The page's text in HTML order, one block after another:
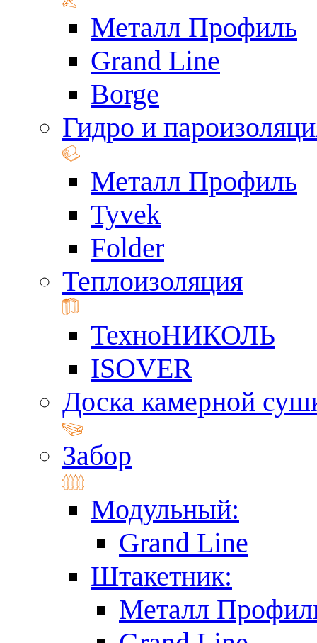
Металл Профиль
Grand Line
Borge
Гидро и
Металл Профиль
Tyvek
Folder
Теплоизоляция
ТехноНИКОЛЬ
ISOVER
Доска камерной
Забор
Модульный:
Grand Line
Штакетник:
Металл